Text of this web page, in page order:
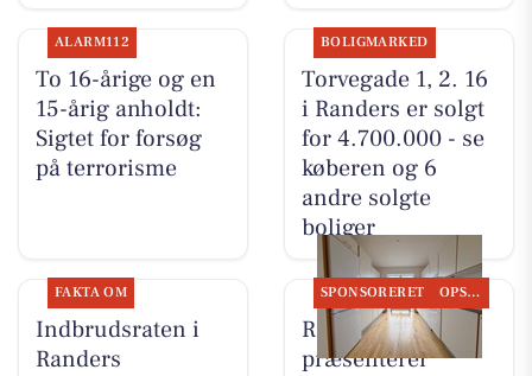
ALARM112
To 16-årige og en
15-årig anholdt:
Sigtet for forsøg
på terrorisme
BOLIGMARKED
Torvegade 1, 2. 16
i Randers er solgt
for 4.700.000 - se
køberen og 6
andre solgte
boliger
FAKTA OM
Indbrudsraten i
Randers
SPONSORERET OPSLAGSTAVLEN
RandersBolig
præsenterer